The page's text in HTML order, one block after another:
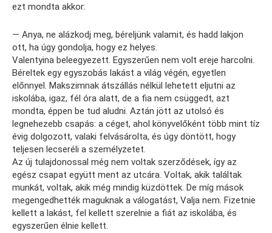
ezt mondta akkor:
— Anya, ne alázkodj meg, béreljünk valamit, és hadd lakjon
ott, ha úgy gondolja, hogy ez helyes.
Valentyina beleegyezett. Egyszerűen nem volt ereje harcolni.
Béreltek egy egyszobás lakást a világ végén, egyetlen
előnnyel. Makszimnak átszállás nélkül lehetett eljutni az
iskolába, igaz, fél óra alatt, de a fia nem csüggedt, azt
mondta, éppen be tud aludni. Aztán jött az utolsó és
legnehezebb csapás: a céget, ahol könyvelőként több mint tíz
évig dolgozott, valaki felvásárolta, és úgy döntött, hogy
teljesen lecseréli a személyzetet.
Az új tulajdonossal még nem voltak szerződések, így az
egész csapat együtt ment az utcára. Voltak, akik találtak
munkát, voltak, akik még mindig küzdöttek. De míg mások
megengedhették maguknak a válogatást, Valja nem. Fizetnie
kellett a lakást, fel kellett szerelnie a fiát az iskolába, és
egyszerűen élnie kellett.